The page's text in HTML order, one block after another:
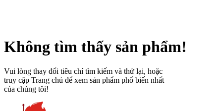
Không tìm thấy sản phẩm!
Vui lòng thay đổi tiêu chí tìm kiếm và thử lại, hoặc
truy cập Trang chủ để xem sản phẩm phổ biến nhất
của chúng tôi!